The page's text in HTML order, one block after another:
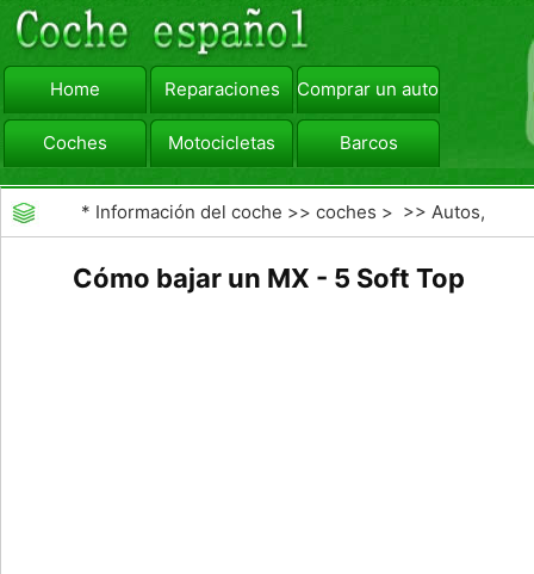
Home Reparaciones Comprar un automóvil
Coches Motocicletas Barcos
viajar Camiones
* Información del coche >>coches > >>Autos,
Cómo bajar un MX - 5 Soft Top